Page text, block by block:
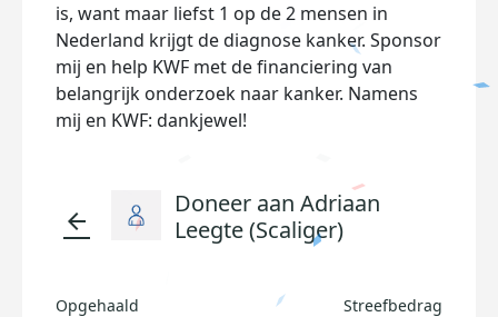
is, want maar liefst 1 op de 2 mensen in
Nederland krijgt de diagnose kanker. Sponsor
mij en help KWF met de financiering van
belangrijk onderzoek naar kanker. Namens
mij en KWF: dankjewel!
arrow_back
Doneer aan Adriaan
Leegte (Scaliger)
Opgehaald Streefbedrag